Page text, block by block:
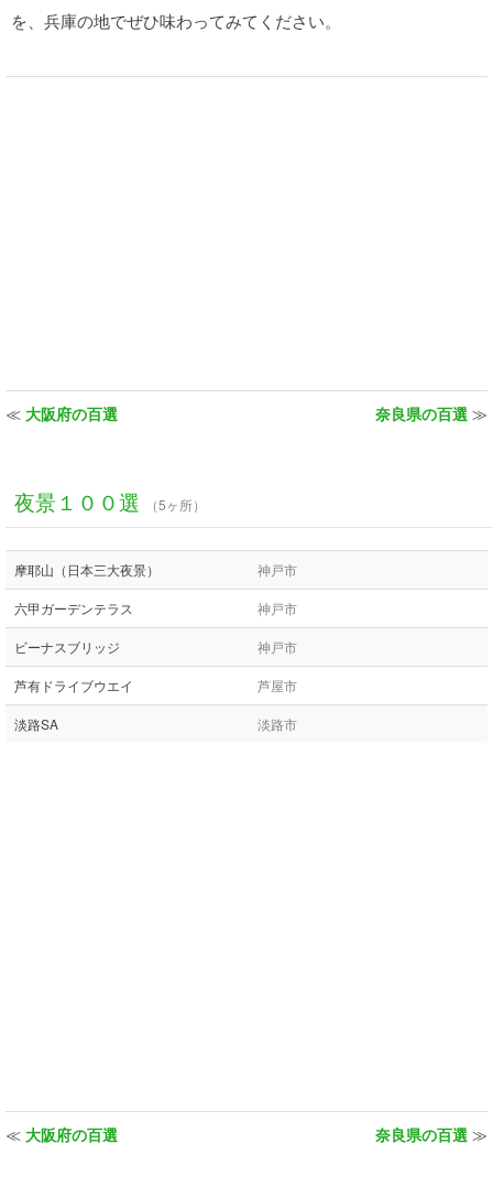
を、兵庫の地でぜひ味わってみてください。
≪ 大阪府の百選 奈良県の百選 ≫
夜景１００選 （5ヶ所）
摩耶山（日本三大夜景） 神戸市
六甲ガーデンテラス 神戸市
ビーナスブリッジ 神戸市
芦有ドライブウエイ 芦屋市
淡路SA 淡路市
≪ 大阪府の百選 奈良県の百選 ≫